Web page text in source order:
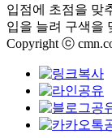
입점에 초점을 맞
입을 늘려 구색을
Copyright ⓒ